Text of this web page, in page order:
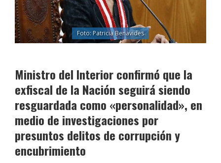
Foto: Patricia Benavides
Ministro del Interior confirmó que la
exfiscal de la Nación seguirá siendo
resguardada como «personalidad», en
medio de investigaciones por
presuntos delitos de corrupción y
encubrimiento